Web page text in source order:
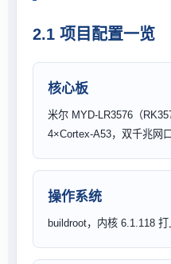
2.1 项目配置一览
核心板
米尔 MYD-LR3576（
4×Cortex-A53，双千兆网口
操作系统
buildroot，内核 6.1.118